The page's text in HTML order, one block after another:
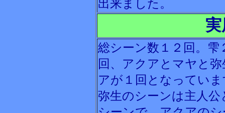
出来ました。
総シーン数１２回。
回、アクアとマヤと
アが１回となってい
弥生のシーンは主人